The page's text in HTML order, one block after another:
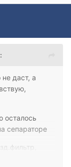
даст, а
осталось
сепараторе
клапан,